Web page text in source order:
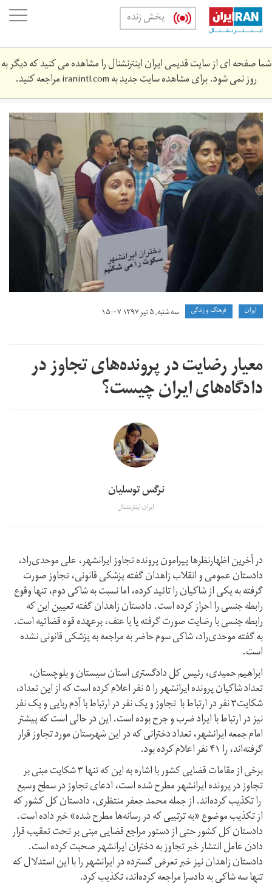
Skip
main
content
پخش زنده
شما صفحه ای از سایت قدیمی ایران اینترنشنال را مشاهده می کنید که دیگر به
روز نمی شود. برای مشاهده سایت جدید بهiranintl.comمراجعه کنید.
dokhiranshahr.jpg
ايران فرهنگ و زندگی سه شنبه, ۵ تیر ۱۳۹۷ ۱۵:۰۷
معیار رضایت در پرونده‌های تجاوز در
دادگاه‌های ایران چیست؟
نرگس توسلیان
ایران اینترنشنال
در آخرین اظهارنظرها پیرامون پرونده تجاوز ایرانشهر، علی موحدی‌راد،
دادستان عمومی و انقلاب زاهدان گفته پزشکی قانونی، تجاوز صورت
گرفته به یکی از شاکیان را تائید کرده، اما نسبت به شاکی دوم، تنها وقوع
رابطه جنسی را احراز کرده است. دادستان زاهدان گفته تعیین این که
رابطه جنسی با رضایت صورت گرفته یا با عنف، برعهده قوه قضائیه است.
به گفته‌ موحدی‌راد، شاکی سوم حاضر به مراجعه به پزشکی قانونی نشده
است.
ابراهیم حمیدی، رئیس کل دادگستری استان سیستان و بلوچستان،
تعداد شاکیان پرونده ایرانشهر را ۵ نفر اعلام کرده است که از این تعداد،
شکایت۳ نفر در ارتباط با تجاوز و یک نفر در ارتباط با آدم ربایی و یک نفر
نیز در ارتباط با ایراد ضرب و جرح بوده است. این در حالی است که پیشتر
امام جمعه ایرانشهر، تعداد دخترانی که در این شهرستان مورد تجاوز قرار
گرفته‌اند، را ۴۱ نفر اعلام کرده بود.
برخی از مقامات قضايی کشور با اشاره به این که تنها ۳ شکایت مبنی بر
تجاوز در پرونده ایرانشهر مطرح شده است، ادعای تجاوز در سطح وسیع
را تکذیب کرده‌اند. از جمله محمد جعفر منتظری، دادستان کل کشور که
از تکذیب موضوع «به ترتیبی که در رسانه‌ها مطرح شده» خبر داده است.
دادستان کل کشور حتی از دستور مراجع قضایی مبنی بر تحت تعقیب قرار
دادن عامل انتشار خبر تجاوز به دختران ایرانشهر صحبت کرده است.
دادستان زاهدان نیز خبر تعرض گسترده در ایرانشهر را با این استدلال که
تنها سه شاکی به دادسرا مراجعه کرده‌اند، تکذیب کرد.